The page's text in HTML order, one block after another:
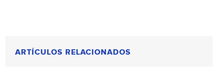
ARTÍCULOS RELACIONADOS